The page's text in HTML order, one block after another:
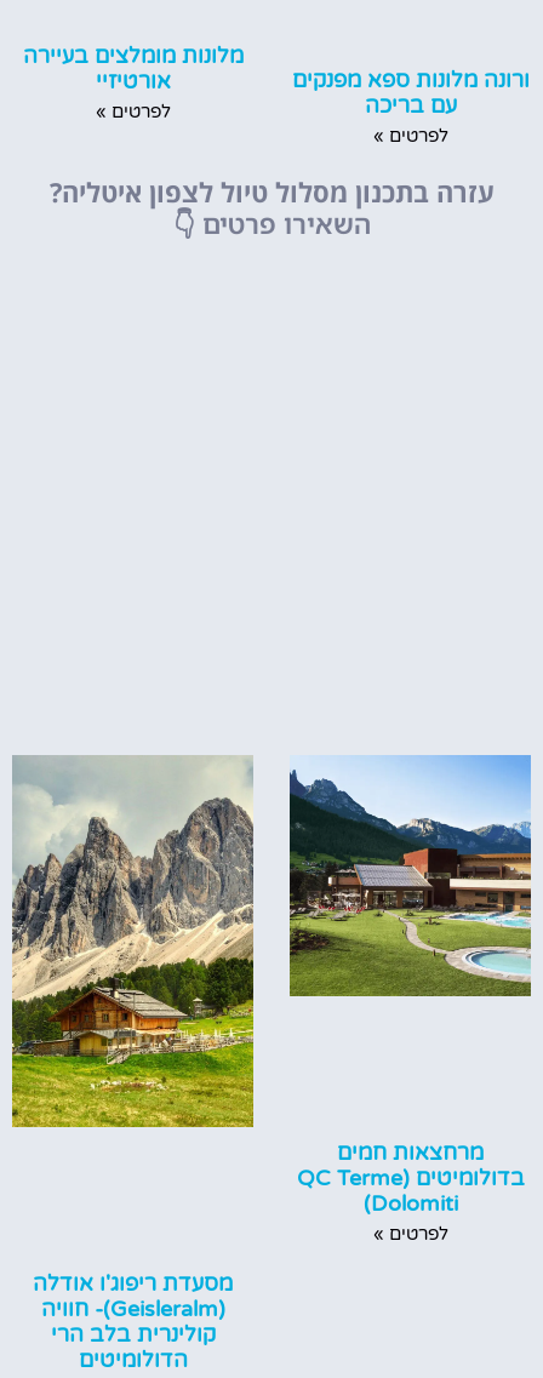
ורונה מלונות ספא מפנקים
עם בריכה
לפרטים »
מלונות מומלצים בעיירה
אורטיזיי
לפרטים »
עזרה בתכנון מסלול טיול לצפון איטליה?
השאירו פרטים 👇
מרחצאות חמים
בדולומיטים (QC Terme
Dolomiti)
לפרטים »
מסעדת ריפוג'ו אודלה
(Geisleralm)- חוויה
קולינרית בלב הרי
הדולומיטים